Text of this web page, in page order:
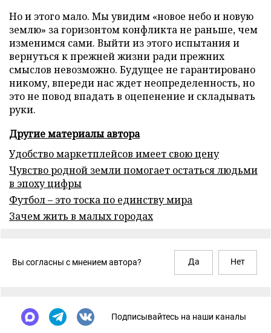
Но и этого мало. Мы увидим «новое небо и новую
землю» за горизонтом конфликта не раньше, чем
изменимся сами. Выйти из этого испытания и
вернуться к прежней жизни ради прежних
смыслов невозможно. Будущее не гарантировано
никому, впереди нас ждет неопределенность, но
это не повод впадать в оцепенение и складывать
руки.
Другие материалы автора
Удобство маркетплейсов имеет свою цену
Чувство родной земли помогает остаться людьми
в эпоху цифры
Футбол – это тоска по единству мира
Зачем жить в малых городах
Вы согласны с мнением автора? Да Нет
Подписывайтесь на наши каналы